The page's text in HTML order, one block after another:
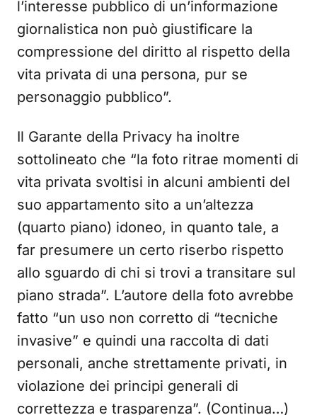
l’interesse pubblico di un’informazione
giornalistica non può giustificare la
compressione del diritto al rispetto della
vita privata di una persona, pur se
personaggio pubblico”.
Il Garante della Privacy ha inoltre
sottolineato che “la foto ritrae momenti di
vita privata svoltisi in alcuni ambienti del
suo appartamento sito a un’altezza
(quarto piano) idoneo, in quanto tale, a
far presumere un certo riserbo rispetto
allo sguardo di chi si trovi a transitare sul
piano strada”. L’autore della foto avrebbe
fatto “un uso non corretto di “tecniche
invasive” e quindi una raccolta di dati
personali, anche strettamente privati, in
violazione dei principi generali di
correttezza e trasparenza”. (Continua…)